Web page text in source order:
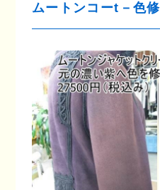
ムートンコーt－色